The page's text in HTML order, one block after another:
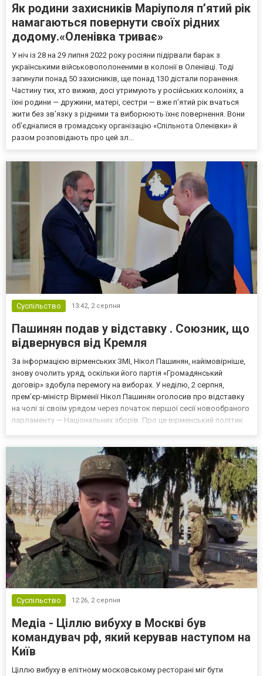
Як родини захисників Маріуполя пʼятий рік
намагаються повернути своїх рідних
додому.«Оленівка триває»
У ніч із 28 на 29 липня 2022 року росіяни підірвали барак з
українськими військовополоненими в колонії в Оленівці. Тоді
загинули понад 50 захисників, ще понад 130 дістали поранення.
Частину тих, хто вижив, досі утримують у російських колоніях, а
їхні родини — дружини, матері, сестри — вже п’ятий рік вчаться
жити без зв’язку з рідними та виборюють їхнє повернення. Вони
об’єдналися в громадську організацію «Спільнота Оленівки» й
разом розповідають про цей зл...
Суспільство 13:42, 2 серпня
Пашинян подав у відставку . Союзник, що
відвернувся від Кремля
За інформацією вірменських ЗМІ, Нікол Пашинян, найімовірніше,
знову очолить уряд, оскільки його партія «Громадянський
договір» здобула перемогу на виборах. У неділю, 2 серпня,
прем’єр-міністр Вірменії Нікол Пашинян оголосив про відставку
на чолі зі своїм урядом через початок першої сесії новообраного
парламенту — Національних зборів. Про це вірменський політик
Суспільство 12:26, 2 серпня
Медіа - Ціллю вибуху в Москві був
командувач рф, який керував наступом на
Київ
Ціллю вибуху в елітному московському ресторані міг бути